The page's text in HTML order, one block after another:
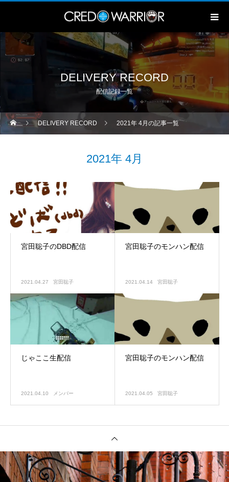
DELIVERY RECORD
配信記録一覧
DELIVERY RECORD 2021年 4月の記事一覧
2021年 4月
宮田聡子のDBD配信
2021.04.27 宮田聡子
宮田聡子のモンハン配信
2021.04.14 宮田聡子
じゃここ生配信
2021.04.10 メンバー
宮田聡子のモンハン配信
2021.04.05 宮田聡子